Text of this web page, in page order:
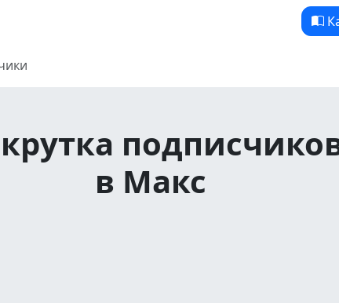
в Макс